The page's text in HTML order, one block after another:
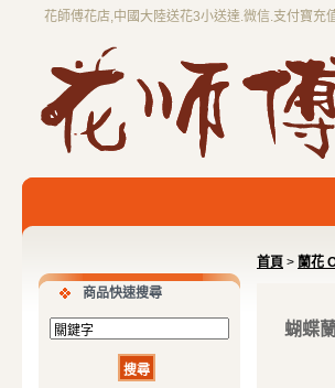
花師傅花店,中國大陸送花3小送達.微信.支付寶充
商品快速搜尋
首頁 > 蘭花
蝴蝶